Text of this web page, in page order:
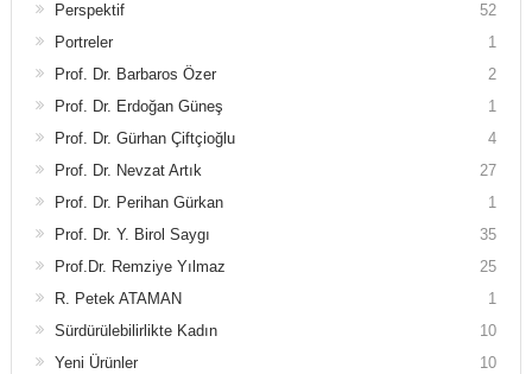
Perspektif
52
Portreler
1
Prof. Dr. Barbaros Özer
2
Prof. Dr. Erdoğan Güneş
1
Prof. Dr. Gürhan Çiftçioğlu
4
Prof. Dr. Nevzat Artık
27
Prof. Dr. Perihan Gürkan
1
Prof. Dr. Y. Birol Saygı
35
Prof.Dr. Remziye Yılmaz
25
R. Petek ATAMAN
1
Sürdürülebilirlikte Kadın
10
Yeni Ürünler
10